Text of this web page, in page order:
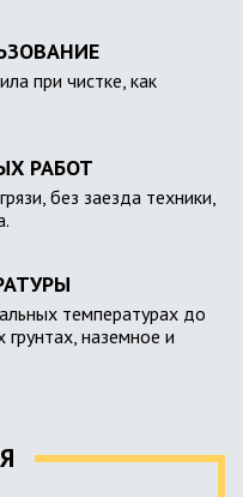
при чистке, как
РАБОТ
без заезда техники,
температурах до
наземное и